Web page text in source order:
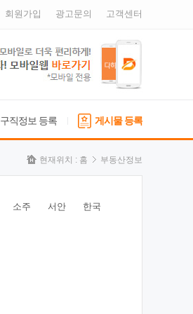
회원가입 광고문의 고객센터
구직정보 등록 게시물 등록
현재위치 : 홈 부동산정보
소주 서안 한국